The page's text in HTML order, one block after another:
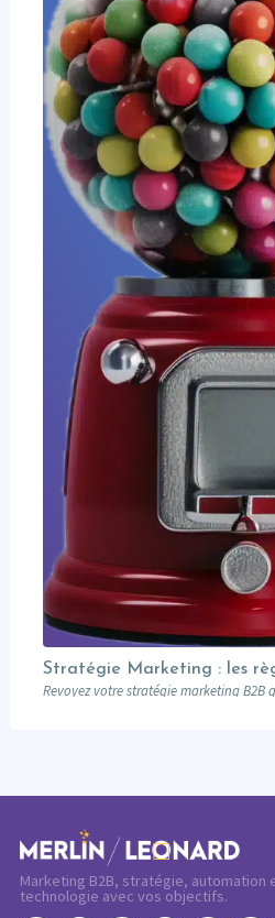
Marketing B2B, stratégie, automation
technologie avec vos objectifs.